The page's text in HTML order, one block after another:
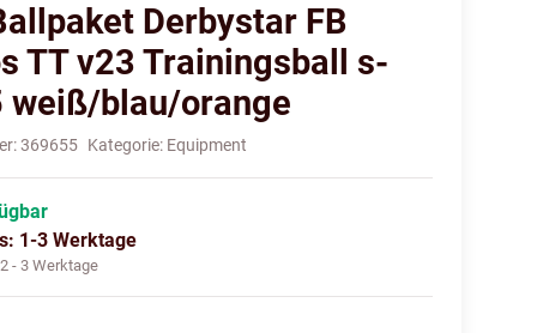
Derbystar FB
TT v23 Trainingsball s-
weiß/blau/orange
369655 Kategorie: Equipment
1-3 Werktage
2 - 3 Werktage